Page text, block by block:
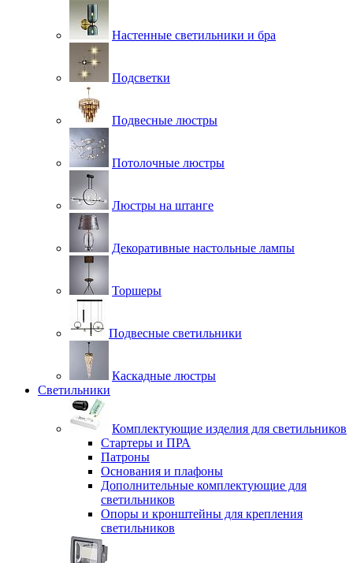
Настенные светильники и бра
Подсветки
Подвесные люстры
Потолочные люстры
Люстры на штанге
Декоративные настольные лампы
Торшеры
Подвесные светильники
Каскадные люстры
Светильники
Комплектующие изделия для светильников
Стартеры и ПРА
Патроны
Основания и плафоны
Дополнительные комплектующие для
светильников
Опоры и кронштейны для крепления
светильников